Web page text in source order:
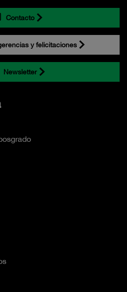
Contacto
y felicitaciones
Newsletter